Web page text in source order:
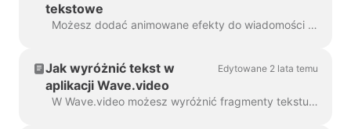
tekstowe
Możesz dodać animowane efekty do wiadomości tekstowych w swoim filmie, aby uczynić je bardziej angażującymi i przyciągającymi wzrok. Po dodaniu tekstu do wideo, ...
Jak wyróżnić tekst w
aplikacji Wave.video
Edytowane 2 lata temu
W Wave.video możesz wyróżnić fragmenty tekstu, aby odróżniały się od reszty wiadomości. Aby wyróżnić część tekstu, wybierz...